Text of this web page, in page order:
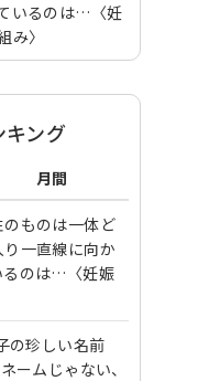
いるのは…〈妊
み〉
キング
月間
ものは一体ど
一直線に向か
るのは…〈妊娠
の珍しい名前
ームじゃない、